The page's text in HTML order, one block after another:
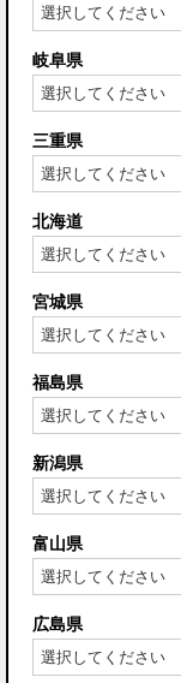
岐阜県
三重県
北海道
宮城県
福島県
新潟県
富山県
広島県